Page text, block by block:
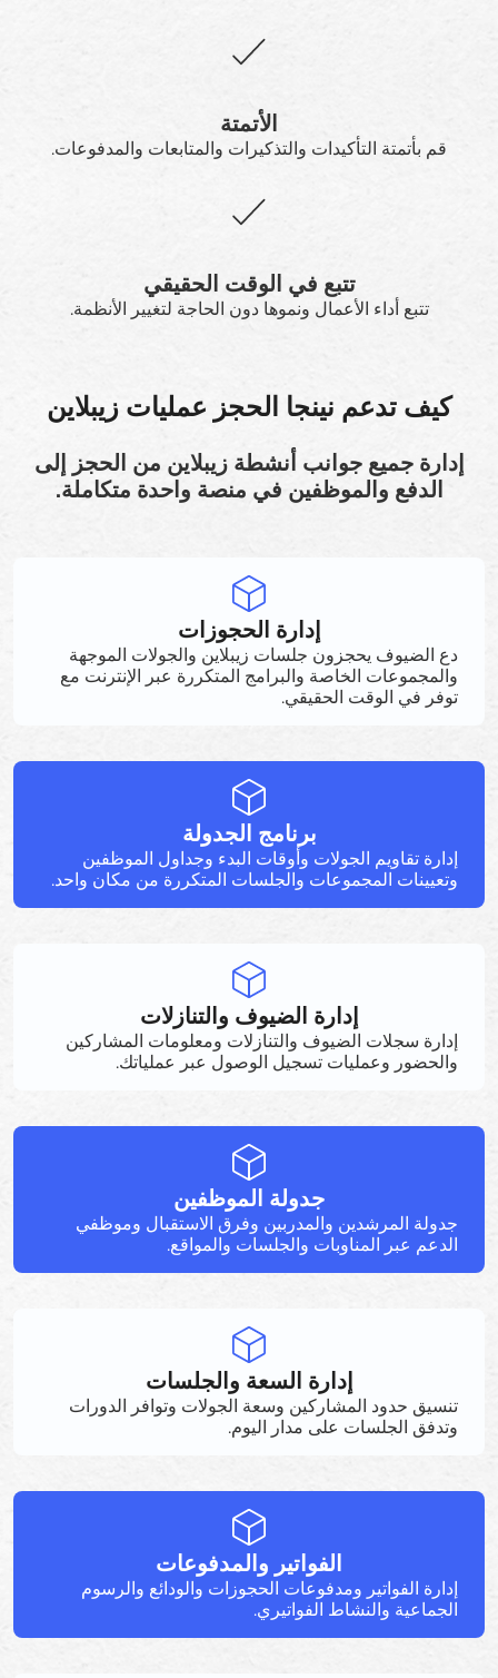
الأتمتة
قم بأتمتة التأكيدات والتذكيرات والمتابعات والمدفوعات.
تتبع في الوقت الحقيقي
تتبع أداء الأعمال ونموها دون الحاجة لتغيير الأنظمة.
كيف تدعم نينجا الحجز عمليات زيبلاين
إدارة جميع جوانب أنشطة زيبلاين من الحجز إلى
الدفع والموظفين في منصة واحدة متكاملة.
إدارة الحجوزات
دع الضيوف يحجزون جلسات زيبلاين والجولات الموجهة
والمجموعات الخاصة والبرامج المتكررة عبر الإنترنت مع
توفر في الوقت الحقيقي.
برنامج الجدولة
إدارة تقاويم الجولات وأوقات البدء وجداول الموظفين
وتعيينات المجموعات والجلسات المتكررة من مكان واحد.
إدارة الضيوف والتنازلات
إدارة سجلات الضيوف والتنازلات ومعلومات المشاركين
والحضور وعمليات تسجيل الوصول عبر عملياتك.
جدولة الموظفين
جدولة المرشدين والمدربين وفرق الاستقبال وموظفي
الدعم عبر المناوبات والجلسات والمواقع.
إدارة السعة والجلسات
تنسيق حدود المشاركين وسعة الجولات وتوافر الدورات
وتدفق الجلسات على مدار اليوم.
الفواتير والمدفوعات
إدارة الفواتير ومدفوعات الحجوزات والودائع والرسوم
الجماعية والنشاط الفواتيري.